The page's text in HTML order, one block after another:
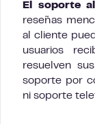
El soporte
reseñas
al cliente
usuarios
resuelven
soporte por
ni soporte